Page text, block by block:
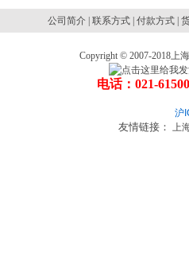
公司简介 联系方式 付款方式
Copyright © 2007-2018上
电话：021-
沪
友情链接： 上